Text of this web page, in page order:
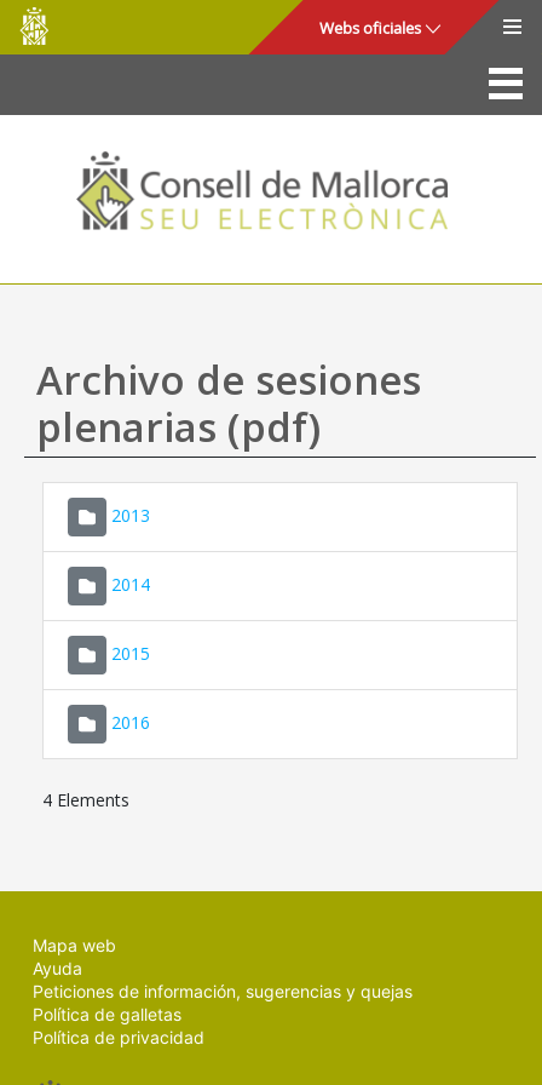
Saltar al contenido principal
Consell
de
Mallorca
Webs oficiales
La Sede
Consejo de Mallorca
Acceso y seguridad
Utilidades
Mapa web
Ayuda
Archivo de sesiones
plenarias (pdf)
2013
2014
2015
2016
4 Elements
Mapa web
Ayuda
Peticiones de información, sugerencias y quejas
Política de galletas
Política de privacidad